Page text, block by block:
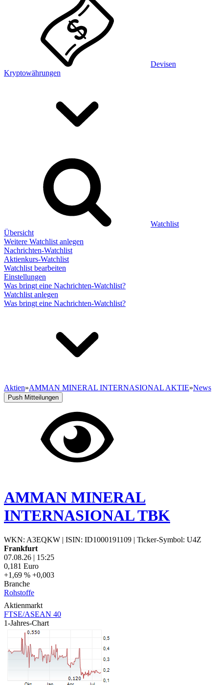
Devisen
Kryptowährungen
Watchlist
Übersicht
Weitere Watchlist anlegen
Nachrichten-Watchlist
Aktienkurs-Watchlist
Watchlist bearbeiten
Einstellungen
Was bringt eine Nachrichten-Watchlist?
Watchlist anlegen
Was bringt eine Nachrichten-Watchlist?
Aktien»AMMAN MINERAL INTERNASIONAL AKTIE»News
Push Mitteilungen
AMMAN MINERAL
INTERNASIONAL TBK
WKN: A3EQKW | ISIN: ID1000191109 | Ticker-Symbol: U4Z
Frankfurt
07.08.26 | 15:25
0,181 Euro
+1,69 % +0,003
Branche
Rohstoffe
Aktienmarkt
FTSE/ASEAN 40
1-Jahres-Chart